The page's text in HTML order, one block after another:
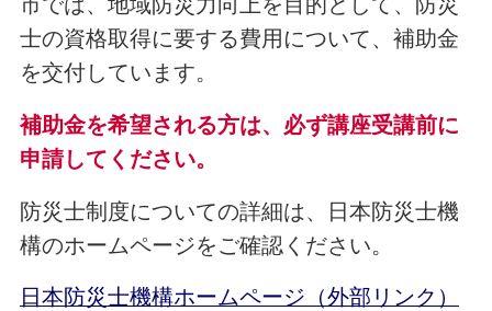
士の資格取得に要する費用について、補助金
を交付しています。
補助金を希望される方は、必ず講座受講前に
申請してください。
防災士制度についての詳細は、日本防災士機
構のホームページをご確認ください。
日本防災士機構ホームページ（外部リンク）